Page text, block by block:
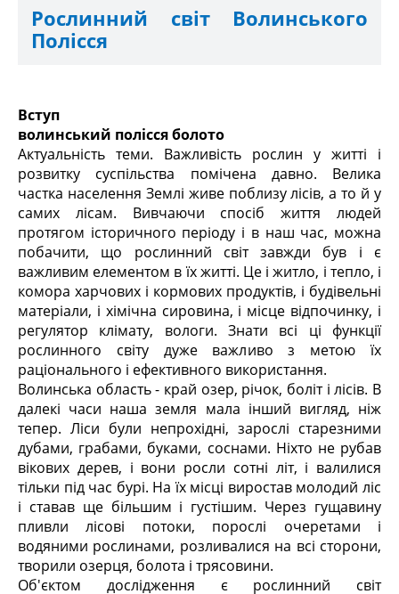
Рослинний світ Волинського
Полісся
Вступ
волинський полісся болото
Актуальність теми. Важливість рослин у житті і
розвитку суспільства помічена давно. Велика
частка населення Землі живе поблизу лісів, а то й у
самих лісам. Вивчаючи спосіб життя людей
протягом історичного періоду і в наш час, можна
побачити, що рослинний світ завжди був і є
важливим елементом в їх житті. Це і житло, і тепло, і
комора харчових і кормових продуктів, і будівельні
матеріали, і хімічна сировина, і місце відпочинку, і
регулятор клімату, вологи. Знати всі ці функції
рослинного світу дуже важливо з метою їх
раціонального і ефективного використання.
Волинська область - край озер, річок, боліт і лісів. В
далекі часи наша земля мала інший вигляд, ніж
тепер. Ліси були непрохідні, зарослі старезними
дубами, грабами, буками, соснами. Ніхто не рубав
вікових дерев, і вони росли сотні літ, і валилися
тільки під час бурі. На їх місці виростав молодий ліс
і ставав ще більшим і густішим. Через гущавину
пливли лісові потоки, порослі очеретами і
водяними рослинами, розливалися на всі сторони,
творили озерця, болота і трясовини.
Об'єктом дослідження є рослинний світ